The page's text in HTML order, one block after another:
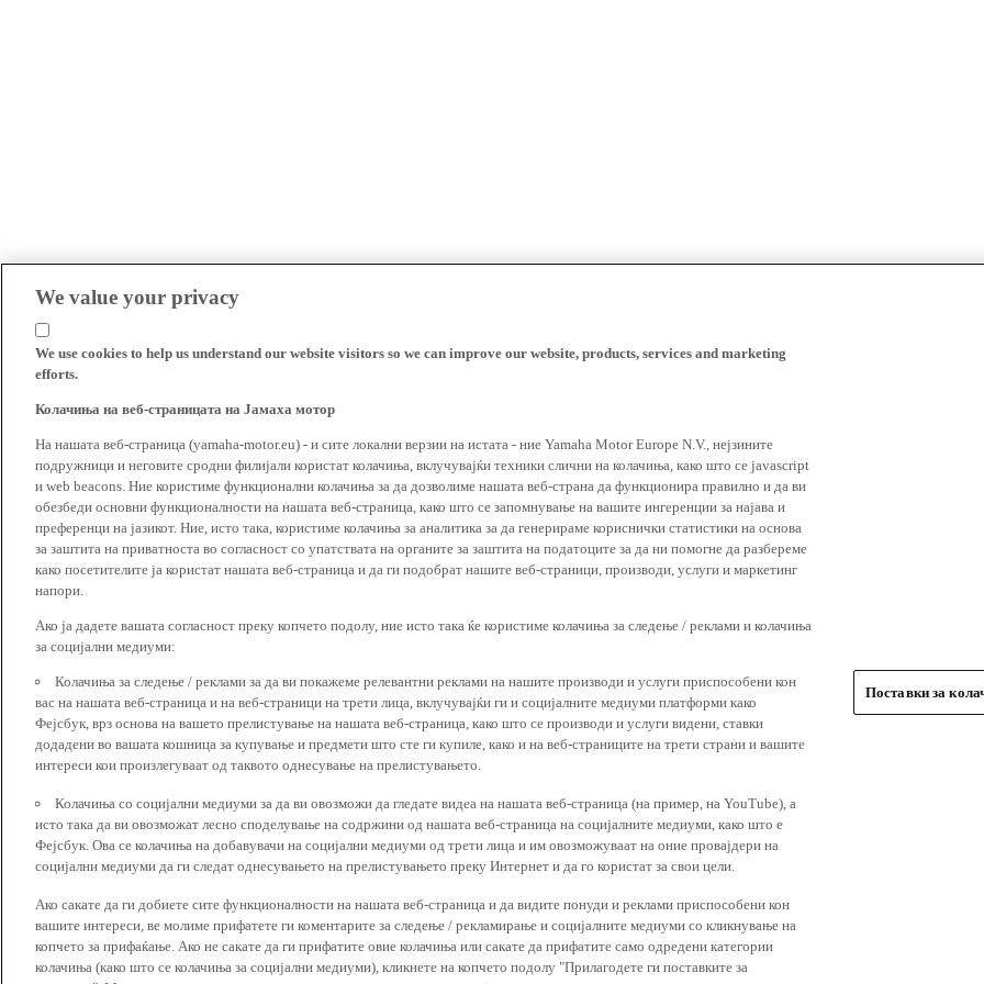
We value your privacy
We use cookies to help us understand our website visitors so we can improve our website, products, services and marketing
efforts.
Колачиња на веб-страницата на Јамаха мотор
На нашата веб-страница (yamaha-motor.eu) - и сите локални верзии на истата - ние Yamaha Motor Europe N.V., нејзините
подружници и неговите сродни филијали користат колачиња, вклучувајќи техники слични на колачиња, како што се javascript
и web beacons. Ние користиме функционални колачиња за да дозволиме нашата веб-страна да функционира правилно и да ви
обезбеди основни функционалности на нашата веб-страница, како што се запомнување на вашите ингеренции за најава и
преференци на јазикот. Ние, исто така, користиме колачиња за аналитика за да генерираме кориснички статистики на основа
за заштита на приватноста во согласност со упатствата на органите за заштита на податоците за да ни помогне да разбереме
како посетителите ја користат нашата веб-страница и да ги подобрат нашите веб-страници, производи, услуги и маркетинг
напори.
Ако ја дадете вашата согласност преку копчето подолу, ние исто така ќе користиме колачиња за следење / реклами и колачиња
за социјални медиуми:
Колачиња за следење / реклами за да ви покажеме релевантни реклами на нашите производи и услуги приспособени кон
вас на нашата веб-страница и на веб-страници на трети лица, вклучувајќи ги и социјалните медиуми платформи како
Фејсбук, врз основа на вашето прелистување на нашата веб-страница, како што се производи и услуги видени, ставки
додадени во вашата кошница за купување и предмети што сте ги купиле, како и на веб-страниците на трети страни и вашите
интереси кои произлегуваат од таквото однесување на прелистувањето.
Колачиња со социјални медиуми за да ви овозможи да гледате видеа на нашата веб-страница (на пример, на YouTube), а
исто така да ви овозможат лесно споделување на содржини од нашата веб-страница на социјалните медиуми, како што е
Фејсбук. Ова се колачиња на добавувачи на социјални медиуми од трети лица и им овозможуваат на оние провајдери на
социјални медиуми да ги следат однесувањето на прелистувањето преку Интернет и да го користат за свои цели.
Ако сакате да ги добиете сите функционалности на нашата веб-страница и да видите понуди и реклами приспособени кон
вашите интереси, ве молиме прифатете ги коментарите за следење / рекламирање и социјалните медиуми со кликнување на
копчето за прифаќање. Ако не сакате да ги прифатите овие колачиња или сакате да прифатите само одредени категории
колачиња (како што се колачиња за социјални медиуми), кликнете на копчето подолу "Прилагодете ги поставките за
Поставки за